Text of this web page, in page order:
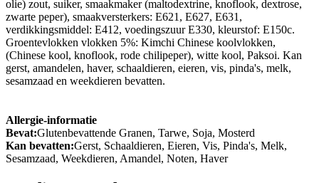
olie) zout, suiker, smaakmaker (maltodextrine, knoflook, dextrose,
zwarte peper), smaakversterkers: E621, E627, E631,
verdikkingsmiddel: E412, voedingszuur E330, kleurstof: E150c.
Groentevlokken vlokken 5%: Kimchi Chinese koolvlokken,
(Chinese kool, knoflook, rode chilipeper), witte kool, Paksoi. Kan
gerst, amandelen, haver, schaaldieren, eieren, vis, pinda's, melk,
sesamzaad en weekdieren bevatten.
Allergie-informatie
Bevat:Glutenbevattende Granen, Tarwe, Soja, Mosterd
Kan bevatten:Gerst, Schaaldieren, Eieren, Vis, Pinda's, Melk,
Sesamzaad, Weekdieren, Amandel, Noten, Haver